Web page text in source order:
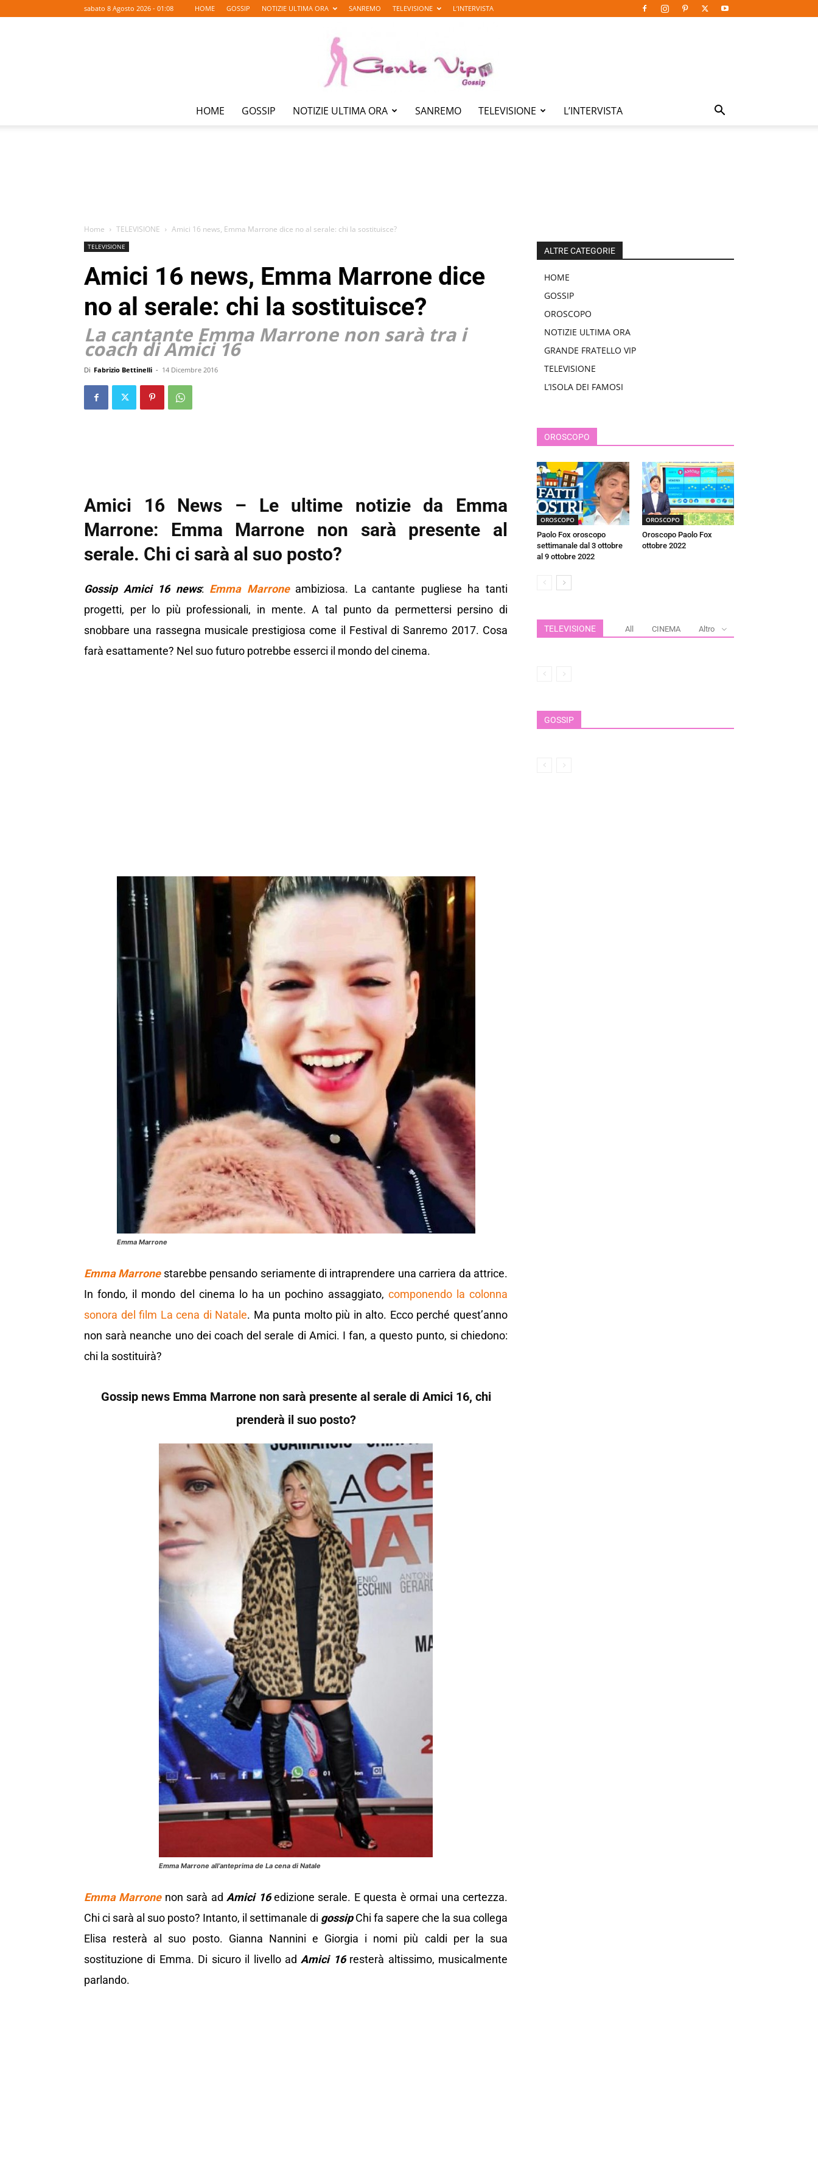
sabato 8 Agosto 2026 - 01:08 HOME GOSSIP NOTIZIE ULTIMA ORA SANREMO TELEVISIONE L’INTERVISTA
HOME GOSSIP NOTIZIE ULTIMA ORA SANREMO TELEVISIONE L’INTERVISTA
Home TELEVISIONE Amici 16 news, Emma Marrone dice no al serale: chi la sostituisce?
TELEVISIONE
Amici 16 news, Emma Marrone dice
no al serale: chi la sostituisce?
La cantante Emma Marrone non sarà tra i
coach di Amici 16
Di Fabrizio Bettinelli - 14 Dicembre 2016
Amici 16 News – Le ultime notizie da Emma
Marrone: Emma Marrone non sarà presente al
serale. Chi ci sarà al suo posto?
Gossip Amici 16 news: Emma Marroneambiziosa. La cantante pugliese ha tanti
progetti, per lo più professionali, in mente. A tal punto da permettersi persino di
snobbare una rassegna musicale prestigiosa come il Festival di Sanremo 2017. Cosa
farà esattamente? Nel suo futuro potrebbe esserci il mondo del cinema.
Emma Marrone
Emma Marrone starebbe pensando seriamente di intraprendere una carriera da attrice.
In fondo, il mondo del cinema lo ha un pochino assaggiato, componendo la colonna
sonora del film La cena di Natale. Ma punta molto più in alto. Ecco perché quest’anno
non sarà neanche uno dei coach del serale di Amici. I fan, a questo punto, si chiedono:
chi la sostituirà?
Gossip news Emma Marrone non sarà presente al serale di Amici 16, chi
prenderà il suo posto?
Emma Marrone all’anteprima de La cena di Natale
Emma Marrone non sarà ad Amici 16edizione serale. E questa è ormai una certezza.
Chi ci sarà al suo posto? Intanto, il settimanale di gossipChi fa sapere che la sua collega
Elisa resterà al suo posto. Gianna Nannini e Giorgia i nomi più caldi per la sua
sostituzione di Emma. Di sicuro il livello ad Amici 16resterà altissimo, musicalmente
parlando.
ALTRE CATEGORIE
HOME
GOSSIP
OROSCOPO
NOTIZIE ULTIMA ORA
GRANDE FRATELLO VIP
TELEVISIONE
L’ISOLA DEI FAMOSI
OROSCOPO
OROSCOPO
Paolo Fox oroscopo
settimanale dal 3 ottobre
al 9 ottobre 2022
OROSCOPO
Oroscopo Paolo Fox
ottobre 2022
TELEVISIONE All CINEMA Altro
GOSSIP